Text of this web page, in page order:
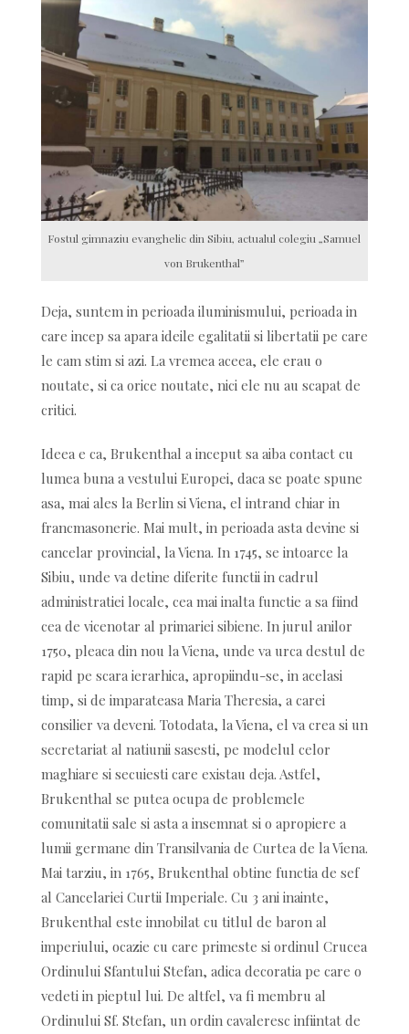
Fostul gimnaziu evanghelic din Sibiu, actualul colegiu „Samuel
von Brukenthal”
Deja, suntem in perioada iluminismului, perioada in
care incep sa apara ideile egalitatii si libertatii pe care
le cam stim si azi. La vremea aceea, ele erau o
noutate, si ca orice noutate, nici ele nu au scapat de
critici.
Ideea e ca, Brukenthal a inceput sa aiba contact cu
lumea buna a vestului Europei, daca se poate spune
asa, mai ales la Berlin si Viena, el intrand chiar in
francmasonerie. Mai mult, in perioada asta devine si
cancelar provincial, la Viena. In 1745, se intoarce la
Sibiu, unde va detine diferite functii in cadrul
administratiei locale, cea mai inalta functie a sa fiind
cea de vicenotar al primariei sibiene. In jurul anilor
1750, pleaca din nou la Viena, unde va urca destul de
rapid pe scara ierarhica, apropiindu-se, in acelasi
timp, si de imparateasa Maria Theresia, a carei
consilier va deveni. Totodata, la Viena, el va crea si un
secretariat al natiunii sasesti, pe modelul celor
maghiare si secuiesti care existau deja. Astfel,
Brukenthal se putea ocupa de problemele
comunitatii sale si asta a insemnat si o apropiere a
lumii germane din Transilvania de Curtea de la Viena.
Mai tarziu, in 1765, Brukenthal obtine functia de sef
al Cancelariei Curtii Imperiale. Cu 3 ani inainte,
Brukenthal este innobilat cu titlul de baron al
imperiului, ocazie cu care primeste si ordinul Crucea
Ordinului Sfantului Stefan, adica decoratia pe care o
vedeti in pieptul lui. De altfel, va fi membru al
Ordinului Sf. Stefan, un ordin cavaleresc infiintat de